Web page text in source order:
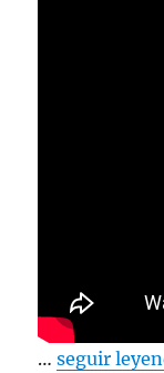
…seguir